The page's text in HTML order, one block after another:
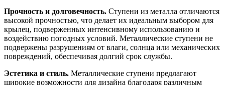
Прочность и долговечность. Ступени из металла отличаются
высокой прочностью, что делает их идеальным выбором для
крылец, подверженных интенсивному использованию и
воздействию погодных условий. Металлические ступени не
подвержены разрушениям от влаги, солнца или механических
повреждений, обеспечивая долгий срок службы.
Эстетика и стиль. Металлические ступени предлагают
широкие возможности для дизайна благодаря различным